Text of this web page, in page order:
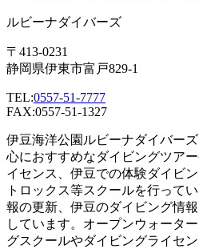
ルビーナダイバーズ
〒413-0231
静岡県伊東市富戸829-1
TEL:0557-51-7777
FAX:0557-51-1327
伊豆海洋公園ルビーナダイバー
心におすすめなダイビングツア
イセンス、伊豆での体験ダイビ
トロックス等スクールを行って
報の更新、伊豆のダイビング情
しています。オープンウォータ
グスクールやダイビングライセ